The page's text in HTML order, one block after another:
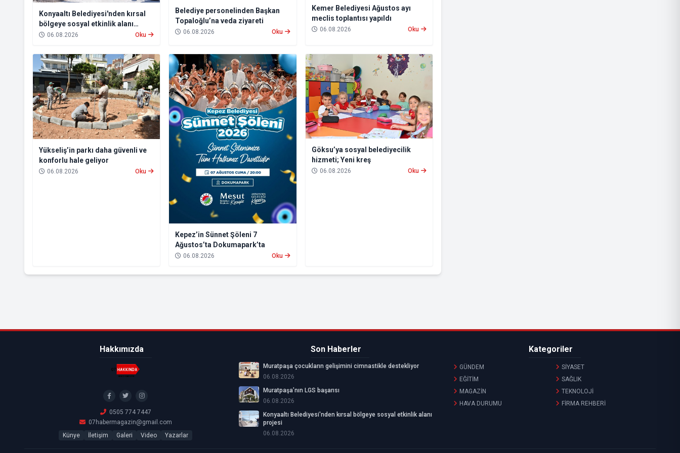
Konyaaltı Belediyesi'nden kırsal
bölgeye sosyal etkinlik alanı
projesi
06.08.2026 Oku
Belediye personelinden Başkan
Topaloğlu’na veda ziyareti
06.08.2026 Oku
Kemer Belediyesi Ağustos ayı
meclis toplantısı yapıldı
06.08.2026 Oku
Yükseliş’in parkı daha güvenli ve
konforlu hale geliyor
06.08.2026 Oku
Kepez’in Sünnet Şöleni 7
Ağustos’ta Dokumapark’ta
06.08.2026 Oku
Göksu’ya sosyal belediyecilik
hizmeti; Yeni kreş
06.08.2026 Oku
Hakkımızda
0505 774 7447
07habermagazin@gmail.com
Künye
İletişim Galeri Video Yazarlar
Son Haberler
Muratpaşa çocukların gelişimini cimnastikle destekliyor
06.08.2026
Muratpaşa’nın LGS başarısı
06.08.2026
Konyaaltı Belediyesi'nden kırsal bölgeye sosyal etkinlik alanı
projesi
06.08.2026
Kategoriler
GÜNDEM
SİYASET
EĞİTİM
SAĞLIK
MAGAZİN
TEKNOLOJİ
HAVA DURUMU
FİRMA REHBERİ